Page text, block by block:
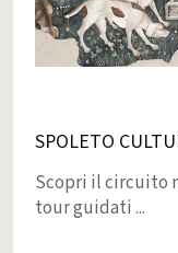
SPOLETO
Scopri il circuito
tour guidati ...